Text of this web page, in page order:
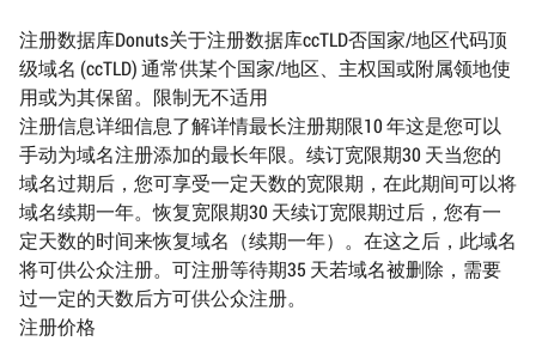
注册数据库Donuts关于注册数据库ccTLD否国家/地区代码顶
级域名 (ccTLD) 通常供某个国家/地区、主权国或附属领地使
用或为其保留。限制无不适用
注册信息详细信息了解详情最长注册期限10 年这是您可以
手动为域名注册添加的最长年限。续订宽限期30 天当您的
域名过期后，您可享受一定天数的宽限期，在此期间可以将
域名续期一年。恢复宽限期30 天续订宽限期过后，您有一
定天数的时间来恢复域名（续期一年）。在这之后，此域名
将可供公众注册。可注册等待期35 天若域名被删除，需要
过一定的天数后方可供公众注册。
注册价格